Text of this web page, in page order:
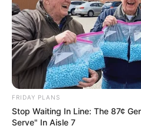
Why this ordinary drink is
your best every day
CTA LOVE
FRIDAY PLANS
Stop Waiting In Line: The 87¢
Serve" In Aisle 7